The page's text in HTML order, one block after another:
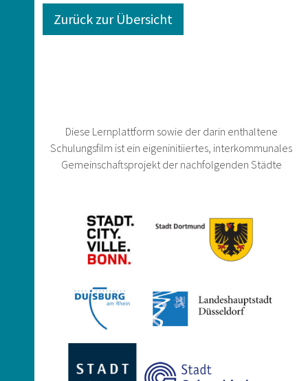
Zurück zur Übersicht
Diese Lernplattform sowie der darin enthaltene
Schulungsfilm ist ein eigeninitiiertes, interkommunales
Gemeinschaftsprojekt der nachfolgenden Städte